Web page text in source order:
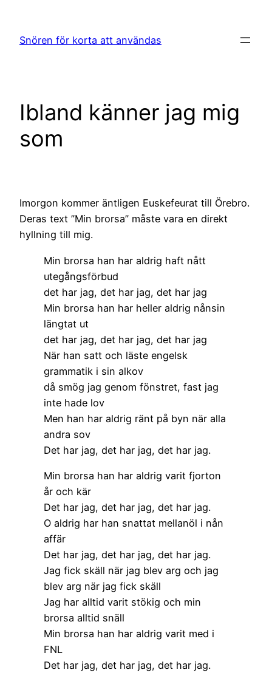
innehåll
Snören för korta att användas
Ibland känner jag mig
som
Imorgon kommer äntligen Euskefeurat till Örebro.
Deras text ”Min brorsa” måste vara en direkt
hyllning till mig.
Min brorsa han har aldrig haft nått
utegångsförbud
det har jag, det har jag, det har jag
Min brorsa han har heller aldrig nånsin
längtat ut
det har jag, det har jag, det har jag
När han satt och läste engelsk
grammatik i sin alkov
då smög jag genom fönstret, fast jag
inte hade lov
Men han har aldrig ränt på byn när alla
andra sov
Det har jag, det har jag, det har jag.
Min brorsa han har aldrig varit fjorton
år och kär
Det har jag, det har jag, det har jag.
O aldrig har han snattat mellanöl i nån
affär
Det har jag, det har jag, det har jag.
Jag fick skäll när jag blev arg och jag
blev arg när jag fick skäll
Jag har alltid varit stökig och min
brorsa alltid snäll
Min brorsa han har aldrig varit med i
FNL
Det har jag, det har jag, det har jag.